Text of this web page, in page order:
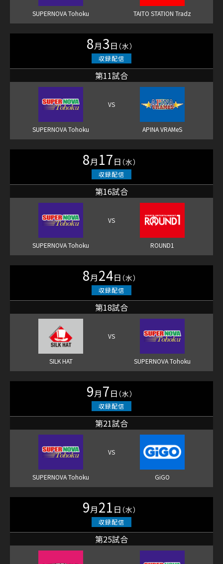
8月3日（水）
第11試合
8月 17日（水）
第16試合
8月24日（水）
第18試合
9月7日（水）
第21試合
9月21 日（水）
第25試合